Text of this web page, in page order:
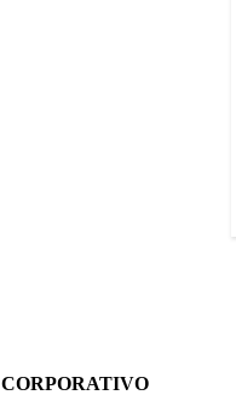
CORPORATIVO